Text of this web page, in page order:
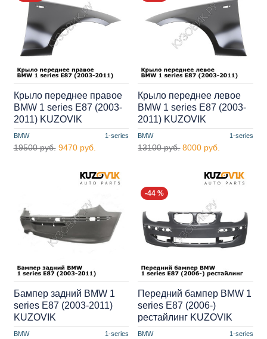
BMW 1-series
Крыло переднее правое
BMW 1 series E87 (2003-
2011) KUZOVIK
19500 руб. 9470 руб.
BMW 1-series
Крыло переднее левое
BMW 1 series E87 (2003-
2011) KUZOVIK
13100 руб. 8000 руб.
BMW 1-series
Бампер задний BMW 1
series E87 (2003-2011)
KUZOVIK
-44 %
BMW 1-series
Передний бампер BMW 1
series E87 (2006-)
рестайлинг KUZOVIK